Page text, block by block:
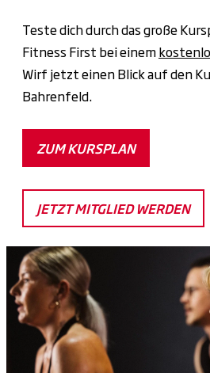
Teste dich durch das große
Fitness First bei einem
Wirf jetzt einen Blick auf den
Bahrenfeld.
ZUM KURSPLAN
JETZT MITGLIED WERDEN